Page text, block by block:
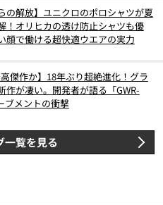
の解放】ユニクロのポロシャツが夏
！オリヒカの透け防止シャツも優
顔で働ける超快適ウエアの実力
高傑作か】18年ぶり超絶進化！グラ
作が凄い。開発者が語る「GWR-
ブメントの衝撃
一覧を見る